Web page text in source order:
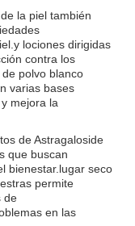
la piel también
lociones dirigidas
contra los
polvo blanco
varias bases
mejora la
de Astragaloside
que buscan
bienestar.lugar seco
permite
de
en las